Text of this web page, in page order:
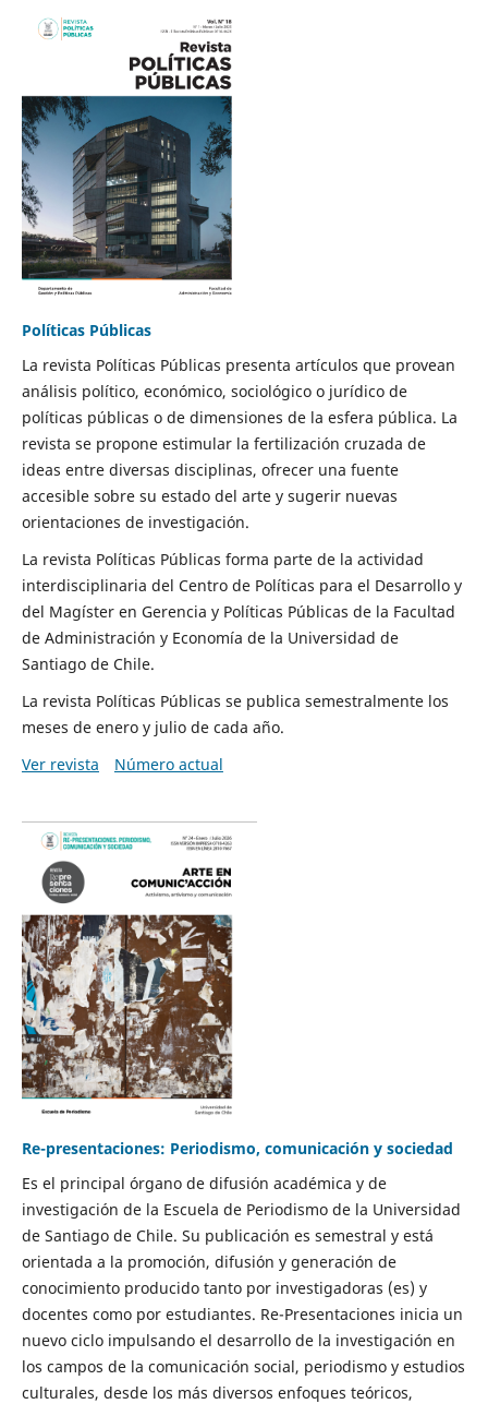
Políticas Públicas
La revista Políticas Públicas presenta artículos que provean
análisis político, económico, sociológico o jurídico de
políticas públicas o de dimensiones de la esfera pública. La
revista se propone estimular la fertilización cruzada de
ideas entre diversas disciplinas, ofrecer una fuente
accesible sobre su estado del arte y sugerir nuevas
orientaciones de investigación.
La revista Políticas Públicas forma parte de la actividad
interdisciplinaria del Centro de Políticas para el Desarrollo y
del Magíster en Gerencia y Políticas Públicas de la Facultad
de Administración y Economía de la Universidad de
Santiago de Chile.
La revista Políticas Públicas se publica semestralmente los
meses de enero y julio de cada año.
Ver revista
Número actual
Re-presentaciones: Periodismo, comunicación y sociedad
Es el principal órgano de difusión académica y de
investigación de la Escuela de Periodismo de la Universidad
de Santiago de Chile. Su publicación es semestral y está
orientada a la promoción, difusión y generación de
conocimiento producido tanto por investigadoras (es) y
docentes como por estudiantes. Re-Presentaciones inicia un
nuevo ciclo impulsando el desarrollo de la investigación en
los campos de la comunicación social, periodismo y estudios
culturales, desde los más diversos enfoques teóricos,